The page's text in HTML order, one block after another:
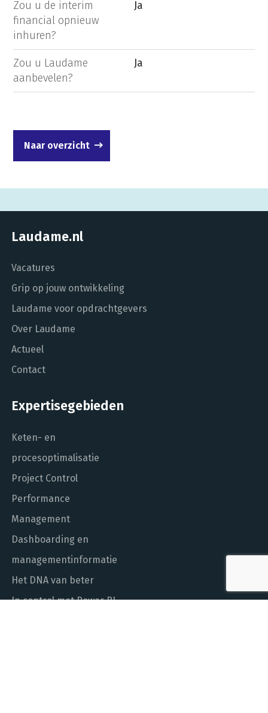
Zou u de interim
financial opnieuw
inhuren?
Ja
Zou u Laudame
aanbevelen?
Ja
Naar overzicht
Laudame.nl
Vacatures
Grip op jouw ontwikkeling
Laudame voor opdrachtgevers
Over Laudame
Actueel
Contact
Expertisegebieden
Keten- en
procesoptimalisatie
Project Control
Performance
Management
Dashboarding en
managementinformatie
Het DNA van beter
In control met Power BI